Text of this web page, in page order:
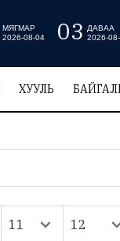
МЯГМАР
2026-08-04
03
ДАВАА
2026-
ХУУЛЬ